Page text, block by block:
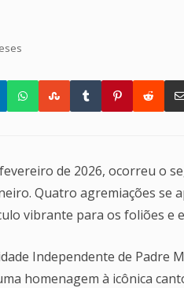
de 2026, ocorreu o
Quatro agremiações
vibrante para os foliões e
Independente de Padre
homenagem à icônica